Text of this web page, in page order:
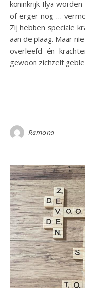
koninkrijk Ilya
of erger nog …
Zij hebben speciale
aan de plaag. Maar
overleefd én
gewoon zichzelf
Ramona